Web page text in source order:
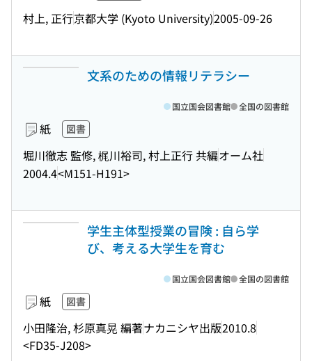
村上, 正行京都大学 (Kyoto University)2005-09-26
文系のための情報リテラシー
紙 図書
堀川徹志 監修, 梶川裕司, 村上正行 共編オーム社
2004.4<M151-H191>
国立国会図書館 全国の図書館
学生主体型授業の冒険 : 自ら学
び、考える大学生を育む
紙 図書
小田隆治, 杉原真晃 編著ナカニシヤ出版2010.8
<FD35-J208>
国立国会図書館 全国の図書館